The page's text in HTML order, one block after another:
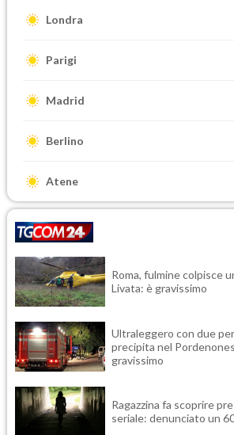
Londra
Parigi
Madrid
Berlino
Atene
Roma, fulmine colpisce
Livata: è gravissimo
Ultraleggero con due
precipita nel
gravissimo
Ragazzina fa scoprire
seriale: denunciato un